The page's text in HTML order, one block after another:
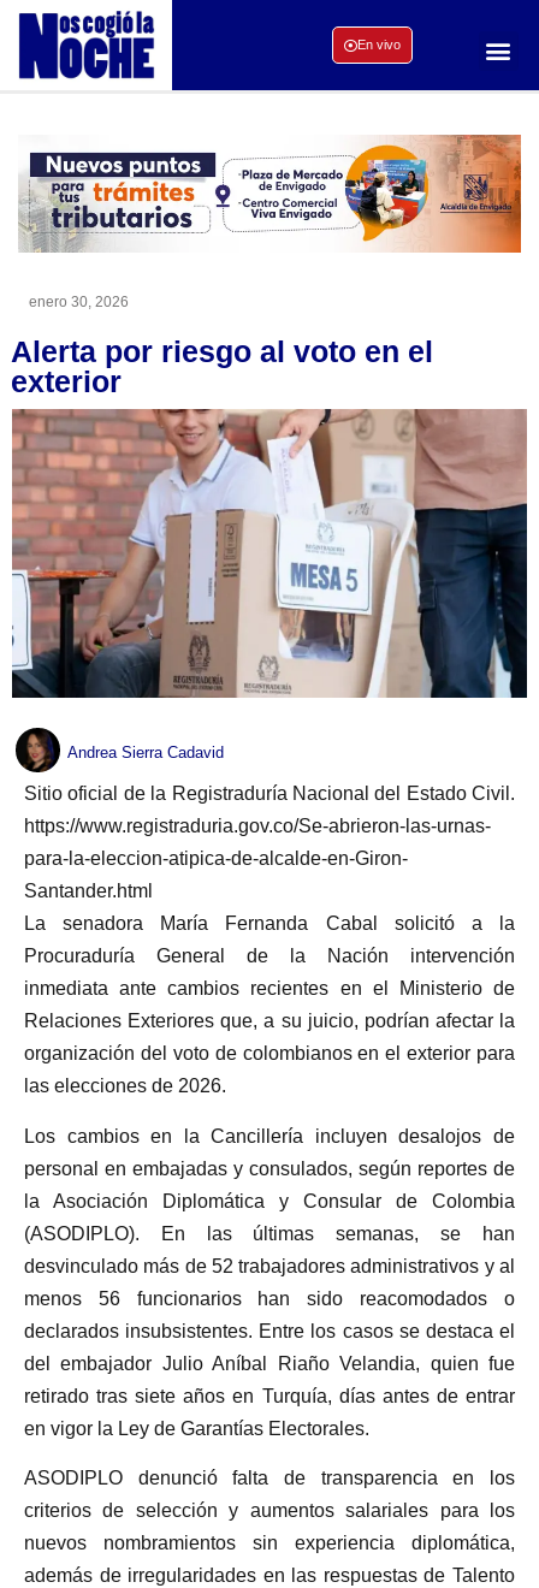
En vivo
enero 30, 2026
Alerta por riesgo al voto en el
exterior
Andrea Sierra Cadavid
Sitio oficial de la Registraduría Nacional del Estado Civil.
https://www.registraduria.gov.co/Se-abrieron-las-urnas-
para-la-eleccion-atipica-de-alcalde-en-Giron-
Santander.html
La senadora María Fernanda Cabal solicitó a la
Procuraduría General de la Nación intervención
inmediata ante cambios recientes en el Ministerio de
Relaciones Exteriores que, a su juicio, podrían afectar la
organización del voto de colombianos en el exterior para
las elecciones de 2026.
Los cambios en la Cancillería incluyen desalojos de
personal en embajadas y consulados, según reportes de
la Asociación Diplomática y Consular de Colombia
(ASODIPLO). En las últimas semanas, se han
desvinculado más de 52 trabajadores administrativos y al
menos 56 funcionarios han sido reacomodados o
declarados insubsistentes. Entre los casos se destaca el
del embajador Julio Aníbal Riaño Velandia, quien fue
retirado tras siete años en Turquía, días antes de entrar
en vigor la Ley de Garantías Electorales.
ASODIPLO denunció falta de transparencia en los
criterios de selección y aumentos salariales para los
nuevos nombramientos sin experiencia diplomática,
además de irregularidades en las respuestas de Talento